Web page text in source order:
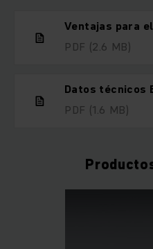
Ventajas para
PDF (2.6 MB)
Datos técnicos
PDF (1.6 MB)